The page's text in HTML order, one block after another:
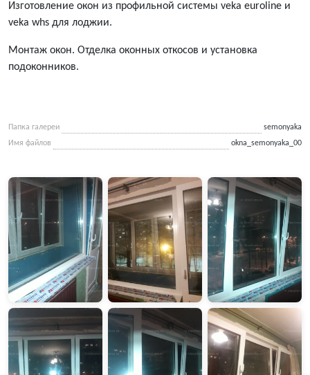
Изготовление окон из профильной системы veka euroline и
veka whs для лоджии.
Монтаж окон. Отделка оконных откосов и установка
подоконников.
Папка галереи
semonyaka
Имя файлов
okna_semonyaka_00